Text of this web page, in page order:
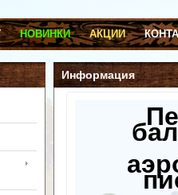
НОВИНКИ АКЦИИ
Информация